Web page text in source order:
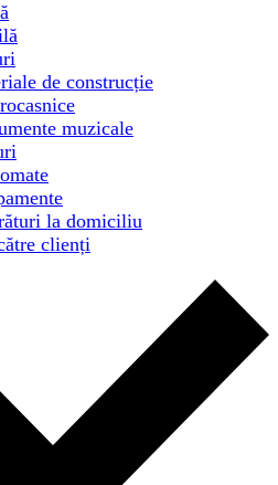
de construcție
muzicale
la domiciliu
clienți